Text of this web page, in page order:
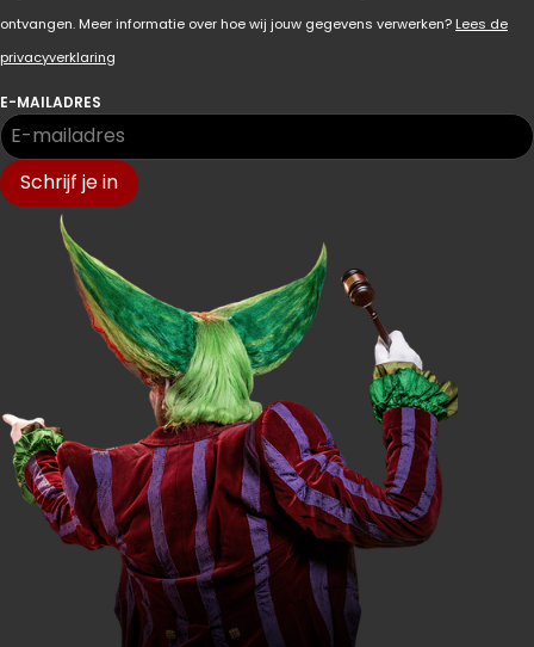
ontvangen. Meer informatie over hoe wij jouw gegevens verwerken? Lees de
privacyverklaring
E-MAILADRES
Schrijf je in